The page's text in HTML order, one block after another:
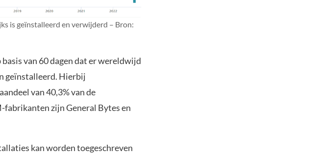
is geïnstalleerd en verwijderd – Bron:
van 60 dagen dat er wereldwijd
geïnstalleerd. Hierbij
van 40,3% van de
zijn General Bytes en
kan worden toegeschreven